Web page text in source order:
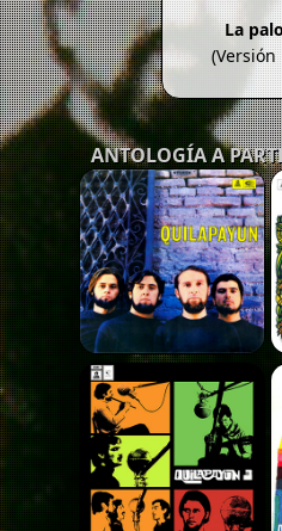
La
(Versión
ANTOLOGÍA A